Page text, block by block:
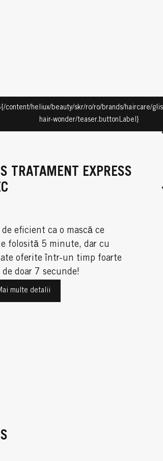
content/heliux/beauty/skr/ro/ro/brands/haircare/
hair-wonder/teaser.buttonLabel}
TRATAMENT EXPRESS
eficient ca o mască ce
folosită 5 minute, dar cu
oferite într-un timp foarte
doar 7 secunde!
multe detalii